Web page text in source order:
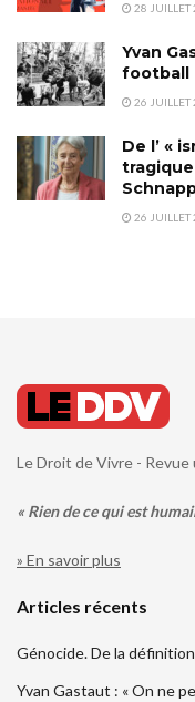
28 JUILLET
Yvan
football
26 JUILLET
De l’ «
26 JUILLET
Le Droit de Vivre -
« Rien de ce qui est
» En savoir plus
Articles récents
Génocide. De la
Yvan Gastaut : « On ne